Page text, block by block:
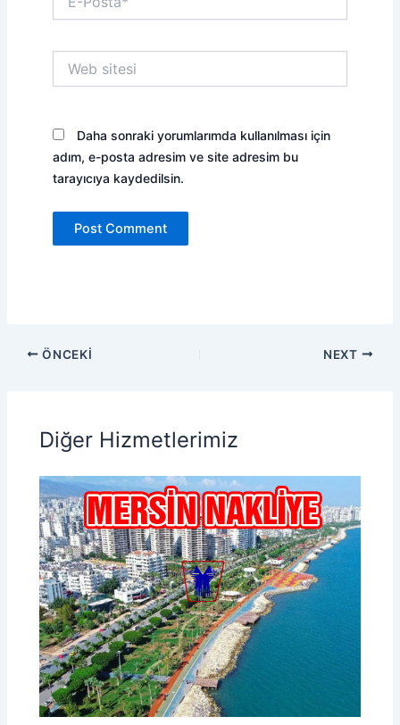
Posta*
sitesi
Daha sonraki yorumlarımda kullanılması için
adım, e-posta adresim ve site adresim bu
tarayıcıya kaydedilsin.
ÖNCEKI NEXT
Diğer Hizmetlerimiz